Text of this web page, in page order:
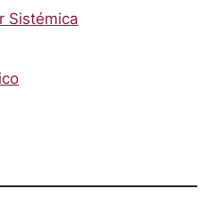
Sistémica